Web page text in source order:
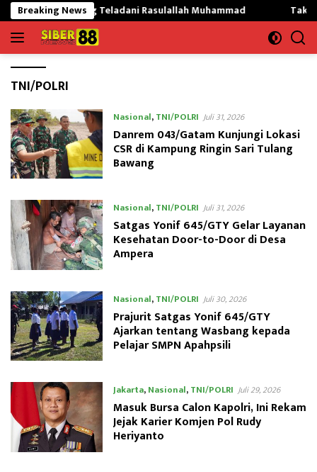
Langsung
ke
konten
Breaking News
Teladani Rasulallah Muhammad Tak Mau
TNI/POLRI
Nasional,TNI/POLRI Juli 31, 2026
Danrem 043/Gatam Kunjungi Lokasi
CSR di Kampung Ringin Sari Tulang
Bawang
Nasional,TNI/POLRI Juli 31, 2026
Satgas Yonif 645/GTY Gelar Layanan
Kesehatan Door-to-Door di Desa
Ampera
Nasional,TNI/POLRI Juli 30, 2026
Prajurit Satgas Yonif 645/GTY
Ajarkan tentang Wasbang kepada
Pelajar SMPN Apahpsili
Jakarta,Nasional,TNI/POLRI Juli 29, 2026
Masuk Bursa Calon Kapolri, Ini Rekam
Jejak Karier Komjen Pol Rudy
Heriyanto